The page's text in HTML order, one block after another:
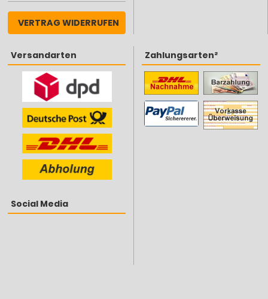
VERTRAG WIDERRUFEN
Versandarten
Social Media
Zahlungsarten²